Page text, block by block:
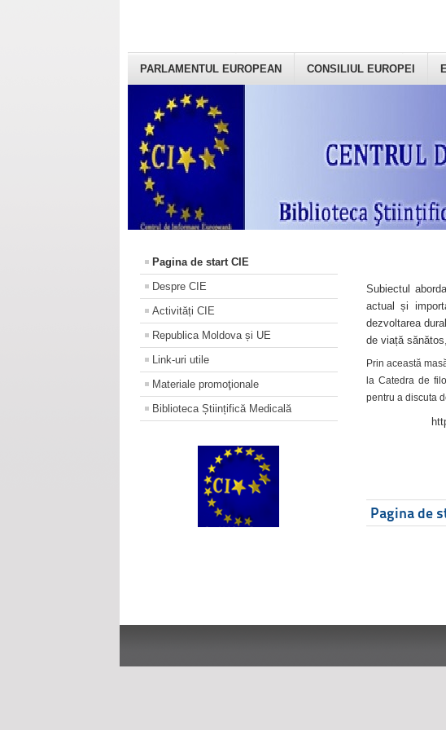
PARLAMENTUL EUROPEAN CONSILIUL EUROPEI
Pagina de start CIE
Despre CIE
Activități CIE
Republica Moldova și UE
Link-uri utile
Materiale promoţionale
Biblioteca Științifică Medicală
Subiectul
actual și
dezvoltarea
de viață
Prin această
la Catedra de
pentru a discuta
Pagina de